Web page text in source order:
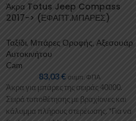
Άκρα Totus Jeep Compass
2017-> (ΕΦΑΠΤ.ΜΠΑΡΕΣ)
(ΕΦΑΠΤ.ΜΠΑΡΕΣ) 4τμχ Cam
Ταξίδι, Μπάρες Οροφής, Αξεσουάρ
Αυτοκινήτου
Cam
83,03€ συμπ. ΦΠΑ
Άκρα για μπάρες της σειράς 40000.
Σειρά τοποθέτησης με βραχίονες και
κάλυμμα πλήρους στερέωσης. *Για να